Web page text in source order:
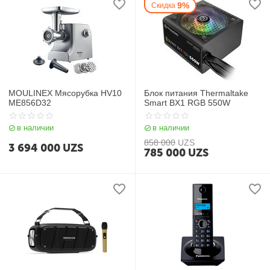
MOULINEX Мясорубка HV10
ME856D32
в наличии
3 694 000 UZS
Скидка 9%
Блок питания Thermaltake
Smart BX1 RGB 550W
в наличии
858 000 UZS
785 000 UZS